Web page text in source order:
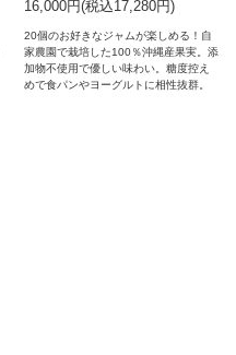
16,000円(税込17,280円)
20個のお好きなジャムが楽しめる！自
家農園で栽培した100％沖縄産果実。添
加物不使用で優しい味わい。糖度控え
めで食パンやヨーグルトに相性抜群。